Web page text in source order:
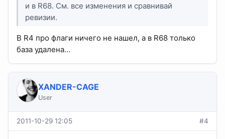
и в R68. См. все изменения и сравнивай
ревизии.
В R4 про флаги ничего не нашел, а в R68 только
база удалена...
XANDER-CAGE
User
2011-10-29 12:05 #4